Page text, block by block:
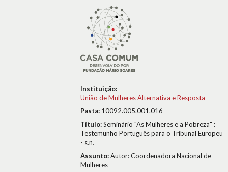
Instituição:
União de Mulheres Alternativa e Resposta
Pasta: 10092.005.001.016
Título:Seminário "As Mulheres e a Pobreza" :
Testemunho Português para o Tribunal Europeu
- s.n.
Assunto:Autor: Coordenadora Nacional de
Mulheres